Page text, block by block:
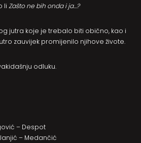
li Zašto ne bih onda i ja…?
jutra koje je trebalo biti obično, kao i
zauvijek promijenilo njihove živote.
odluku.
– Despot
– Medančić